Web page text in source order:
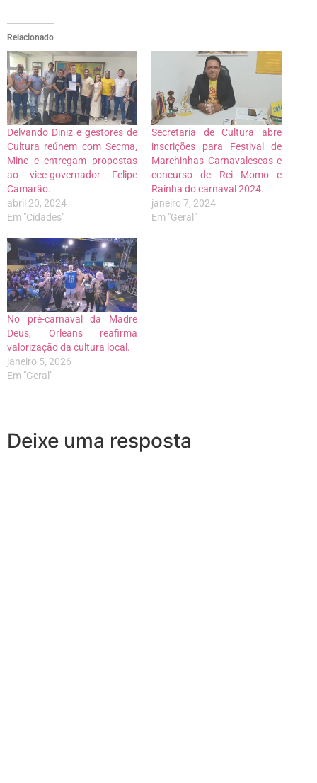
Relacionado
Delvando Diniz e gestores de
Cultura reúnem com Secma,
Minc e entregam propostas
ao vice-governador Felipe
Camarão.
abril 20, 2024
Em "Cidades"
Secretaria de Cultura abre
inscrições para Festival de
Marchinhas Carnavalescas e
concurso de Rei Momo e
Rainha do carnaval 2024.
janeiro 7, 2024
Em "Geral"
No pré-carnaval da Madre
Deus, Orleans reafirma
valorização da cultura local.
janeiro 5, 2026
Em "Geral"
Deixe uma resposta